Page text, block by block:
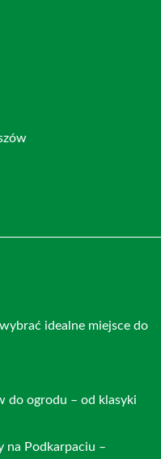
idealne miejsce do
do ogrodu – od klasyki
na Podkarpaciu –